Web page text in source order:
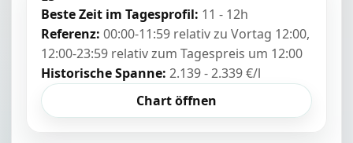
Beste Zeit im Tagesprofil: 11 - 12h
Referenz: 00:00-11:59 relativ zu Vortag 12:00,
12:00-23:59 relativ zum Tagespreis um 12:00
Historische Spanne: 2.139 - 2.339 €/l
Chart öffnen